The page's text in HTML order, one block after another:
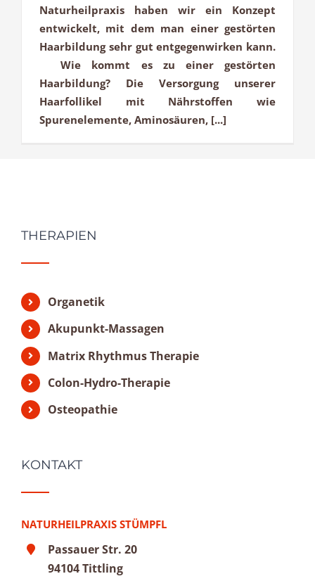
Naturheilpraxis haben wir ein Konzept
entwickelt, mit dem man einer gestörten
Haarbildung sehr gut entgegenwirken kann.
Wie kommt es zu einer gestörten
Haarbildung? Die Versorgung unserer
Haarfollikel mit Nährstoffen wie
Spurenelemente, Aminosäuren, [...]
THERAPIEN
Organetik
Akupunkt-Massagen
Matrix Rhythmus Therapie
Colon-Hydro-Therapie
Osteopathie
KONTAKT
NATURHEILPRAXIS STÜMPFL
Passauer Str. 20
94104 Tittling